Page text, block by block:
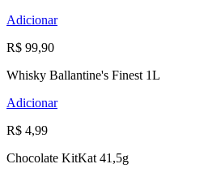
Adicionar
R$ 99,90
Whisky Ballantine's Finest 1L
Adicionar
R$ 4,99
Chocolate KitKat 41,5g